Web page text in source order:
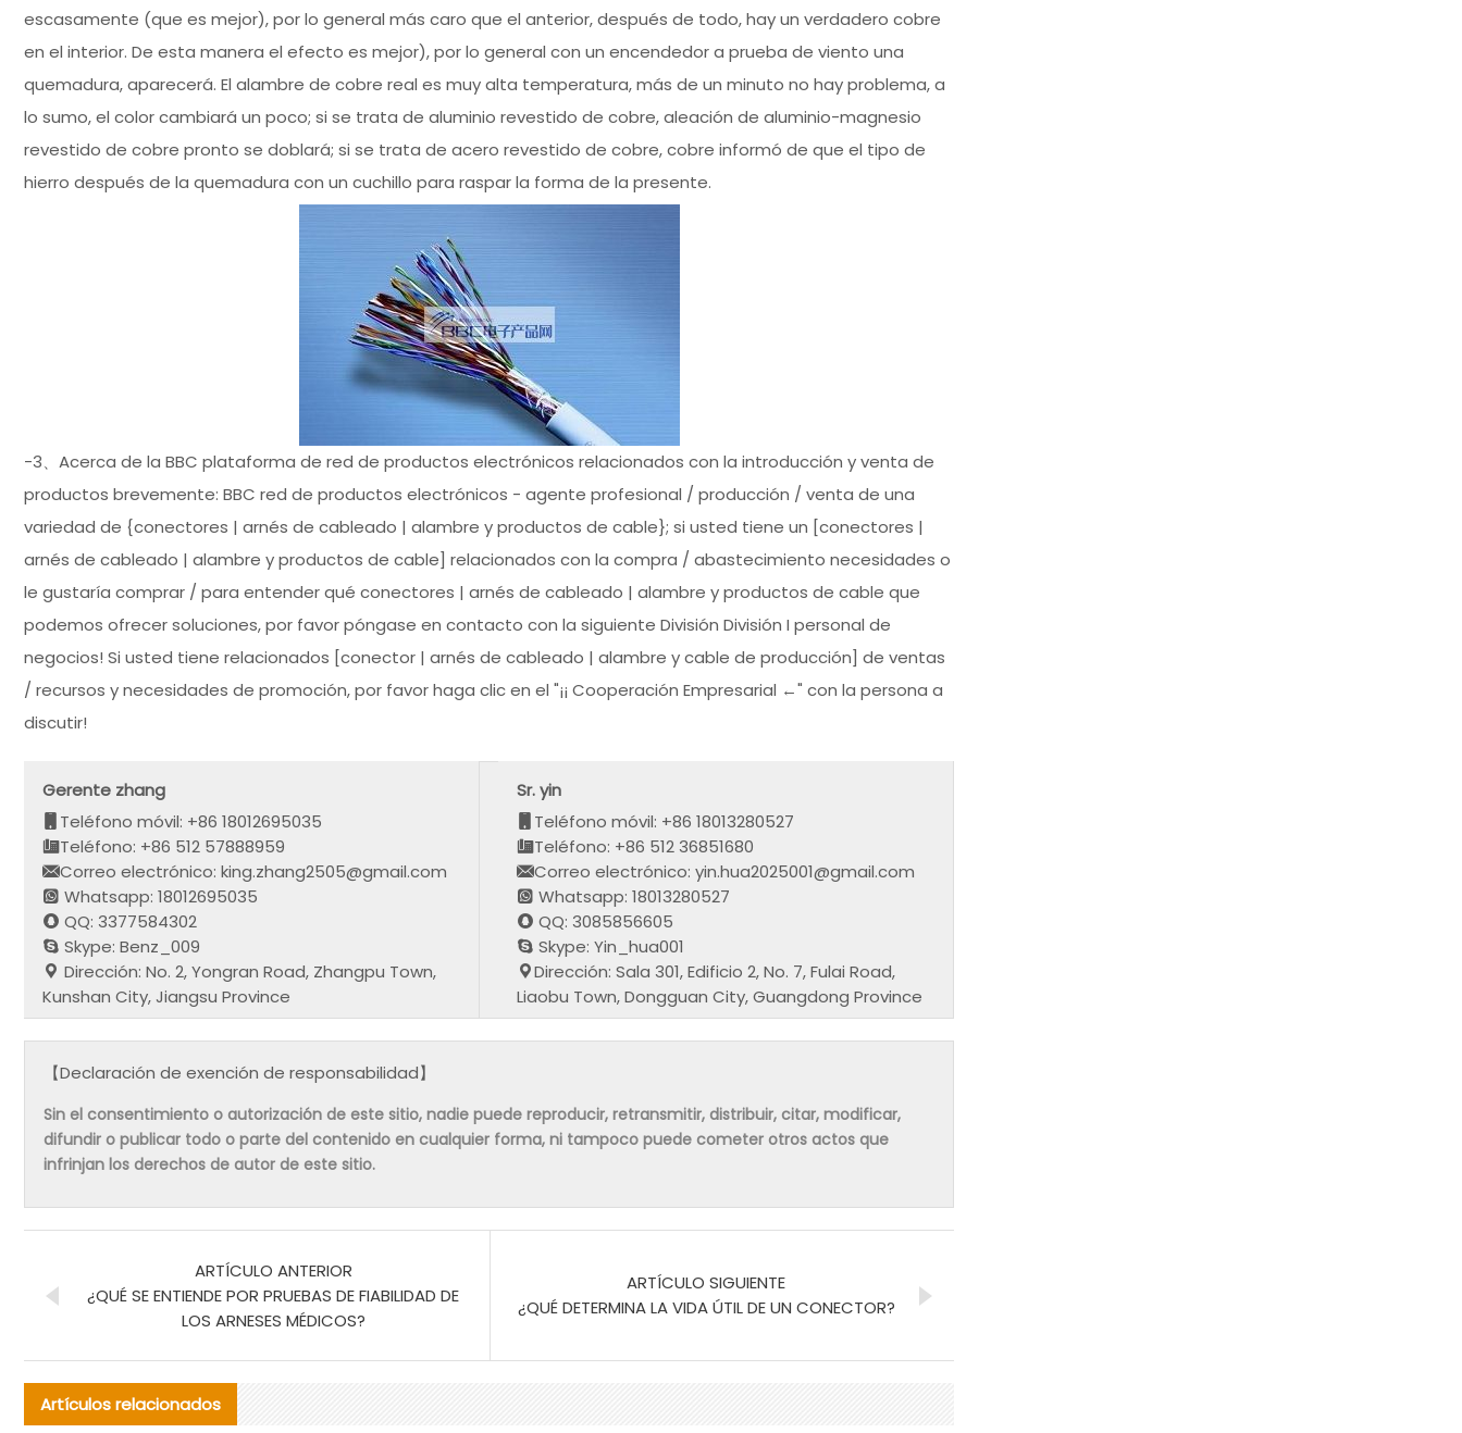
escasamente (que es mejor), por lo general más caro que el anterior, después de todo, hay un verdadero cobre
en el interior. De esta manera el efecto es mejor), por lo general con un encendedor a prueba de viento una
quemadura, aparecerá. El alambre de cobre real es muy alta temperatura, más de un minuto no hay problema, a
lo sumo, el color cambiará un poco; si se trata de aluminio revestido de cobre, aleación de aluminio-magnesio
revestido de cobre pronto se doblará; si se trata de acero revestido de cobre, cobre informó de que el tipo de
hierro después de la quemadura con un cuchillo para raspar la forma de la presente.
-3、Acerca de la BBC plataforma de red de productos electrónicos relacionados con la introducción y venta de
productos brevemente: BBC red de productos electrónicos - agente profesional / producción / venta de una
variedad de {conectores | arnés de cableado | alambre y productos de cable}; si usted tiene un [conectores |
arnés de cableado | alambre y productos de cable] relacionados con la compra / abastecimiento necesidades o
le gustaría comprar / para entender qué conectores | arnés de cableado | alambre y productos de cable que
podemos ofrecer soluciones, por favor póngase en contacto con la siguiente División División I personal de
negocios! Si usted tiene relacionados [conector | arnés de cableado | alambre y cable de producción] de ventas
/ recursos y necesidades de promoción, por favor haga clic en el "¡¡ Cooperación Empresarial ←" con la persona a
discutir!
Gerente zhang
Teléfono móvil: +86 18012695035
Teléfono: +86 512 57888959
Correo electrónico: king.zhang2505@gmail.com
Whatsapp: 18012695035
QQ: 3377584302
Skype: Benz_009
Dirección: No. 2, Yongran Road, Zhangpu Town,
Kunshan City, Jiangsu Province
Sr. yin
Teléfono móvil: +86 18013280527
Teléfono: +86 512 36851680
Correo electrónico: yin.hua2025001@gmail.com
Whatsapp: 18013280527
QQ: 3085856605
Skype: Yin_hua001
Dirección: Sala 301, Edificio 2, No. 7, Fulai Road,
Liaobu Town, Dongguan City, Guangdong Province
【Declaración de exención de responsabilidad】
Sin el consentimiento o autorización de este sitio, nadie puede reproducir, retransmitir, distribuir, citar, modificar,
difundir o publicar todo o parte del contenido en cualquier forma, ni tampoco puede cometer otros actos que
infrinjan los derechos de autor de este sitio.
ARTÍCULO ANTERIOR
¿QUÉ SE ENTIENDE POR PRUEBAS DE FIABILIDAD DE
LOS ARNESES MÉDICOS?
ARTÍCULO SIGUIENTE
¿QUÉ DETERMINA LA VIDA ÚTIL DE UN CONECTOR?
Artículos relacionados